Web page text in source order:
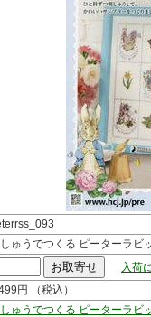
ゅうでつくる ピーターラビ
入荷
円 （税込）
ゅうでつくる ピーターラ